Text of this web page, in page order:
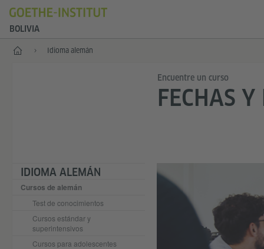
BOLIVIA
Inicio Idioma alemán
IDIOMA ALEMÁN
Cursos de alemán
Test de conocimientos
Cursos estándar y
superintensivos
Cursos para adolescentes
Encuentre un curso
FECHAS Y